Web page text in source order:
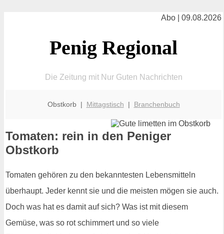
Abo | 09.08.2026
Penig Regional
Die Zeitung mit Nur Guten Nachrichten
Obstkorb | Mittagstisch | Branchenbuch
Tomaten: rein in den Peniger
Obstkorb
Tomaten gehören zu den bekanntesten Lebensmitteln
überhaupt. Jeder kennt sie und die meisten mögen sie auch.
Doch was hat es damit auf sich? Was ist mit diesem
Gemüse, was so rot schimmert und so viele